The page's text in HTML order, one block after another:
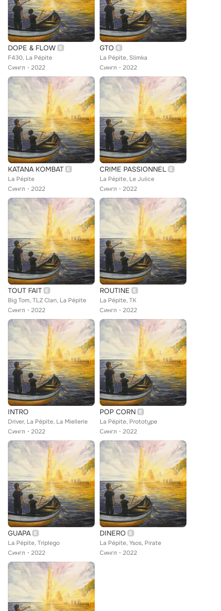
DOPE & FLOW
F430, La Pépite
Сингл
2022
GTO
La Pépite, Slimka
Сингл
2022
KATANA KOMBAT
La Pépite
Сингл
2022
CRIME PASSIONNEL
La Pépite, Le Juiice
Сингл
2022
TOUT FAIT
Big Tom, TLZ Clan, La Pépite
Сингл
2022
ROUTINE
La Pépite, TK
Сингл
2022
INTRO
Driver, La Pépite, La Miellerie
Сингл
2022
POP CORN
La Pépite, Prototype
Сингл
2022
GUAPA
La Pépite, Triplego
Сингл
2022
DINERO
La Pépite, Ysos, Pirate
Сингл
2022